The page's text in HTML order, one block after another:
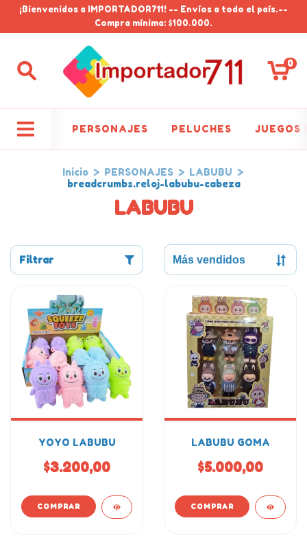
¡Bienvenidos a IMPORTADOR711! -- Envíos a todo el país.--
Compra mínima: $100.000.
0
PERSONAJES PELUCHES JUEGOS
Inicio > PERSONAJES > LABUBU >
breadcrumbs.reloj-labubu-cabeza
LABUBU
Filtrar
YOYO LABUBU
$3.200,00
LABUBU GOMA
$5.000,00